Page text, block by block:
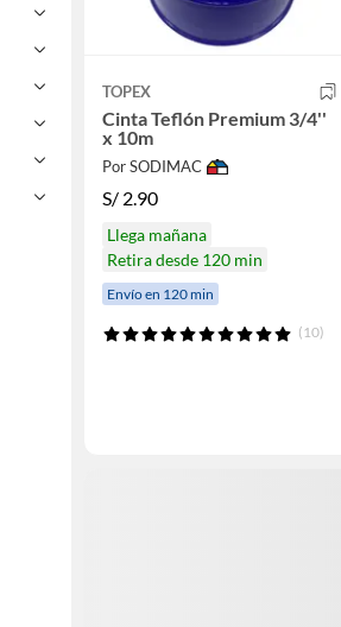
TOPEX
Cinta Teflón Premium 3/4''
x 10m
Por SODIMAC
S/ 2.90
Llega mañana
Retira desde 120 min
Envío en 120 min
(10)